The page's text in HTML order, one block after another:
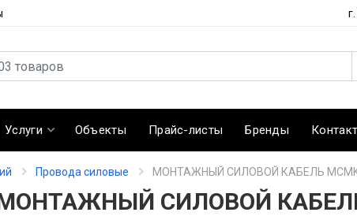
Услуги Объекты Прайс-листы Бренды
Провода силовые МОНТАЖНЫЙ СИЛОВОЙ КАБЕЛЬ MCMK
СИЛОВОЙ КАБЕЛЬ